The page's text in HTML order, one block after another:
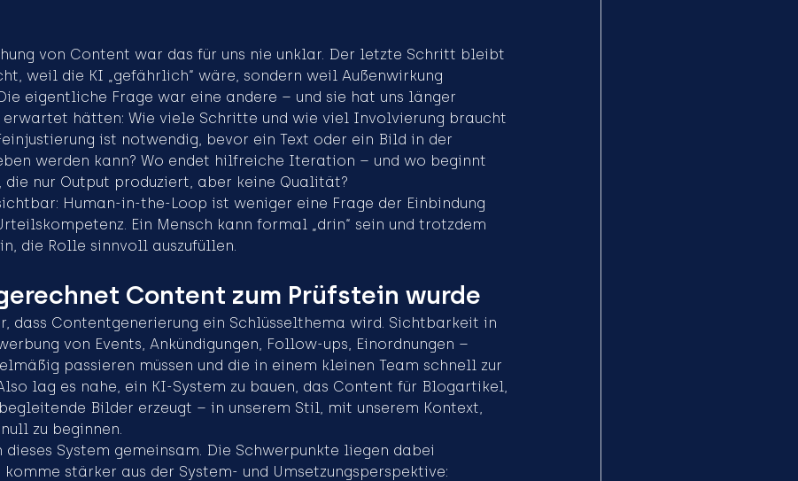
von Content war das für uns nie unklar. Der letzte Schritt bleibt
weil die KI „gefährlich“ wäre, sondern weil Außenwirkung
eigentliche Frage war eine andere – und sie hat uns länger
hätten: Wie viele Schritte und wie viel Involvierung braucht
ist notwendig, bevor ein Text oder ein Bild in der
werden kann? Wo endet hilfreiche Iteration – und wo beginnt
die nur Output produziert, aber keine Qualität?
Human-in-the-Loop ist weniger eine Frage der Einbindung
Ein Mensch kann formal „drin“ sein und trotzdem
die Rolle sinnvoll auszufüllen.
Content zum Prüfstein wurde
dass Contentgenerierung ein Schlüsselthema wird. Sichtbarkeit in
von Events, Ankündigungen, Follow-ups, Einordnungen –
passieren müssen und die in einem kleinen Team schnell zur
lag es nahe, ein KI-System zu bauen, das Content für Blogartikel,
Bilder erzeugt – in unserem Stil, mit unserem Kontext,
zu beginnen.
dieses System gemeinsam. Die Schwerpunkte liegen dabei
stärker aus der System- und Umsetzungsperspektive: